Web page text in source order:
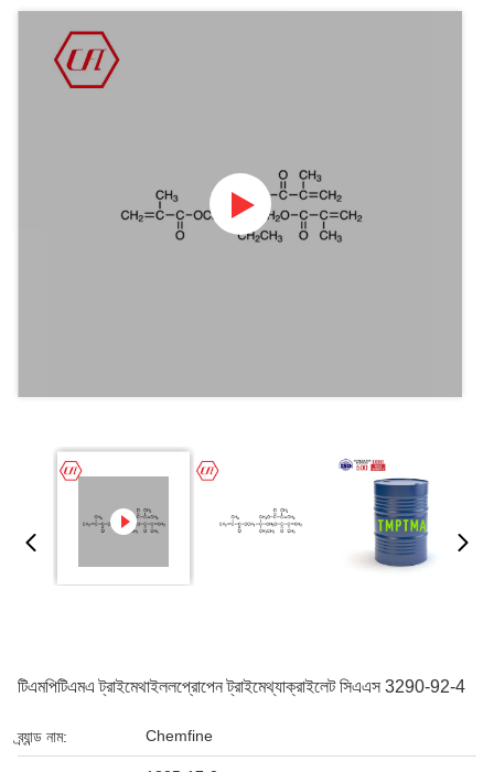
টিএমপিটিএমএ ট্রাইমেথাইললপ্রোপেন ট্রাইমেথ্যাক্রাইলেট সিএএস 3290-92-4
ব্র্যান্ড নাম: Chemfine